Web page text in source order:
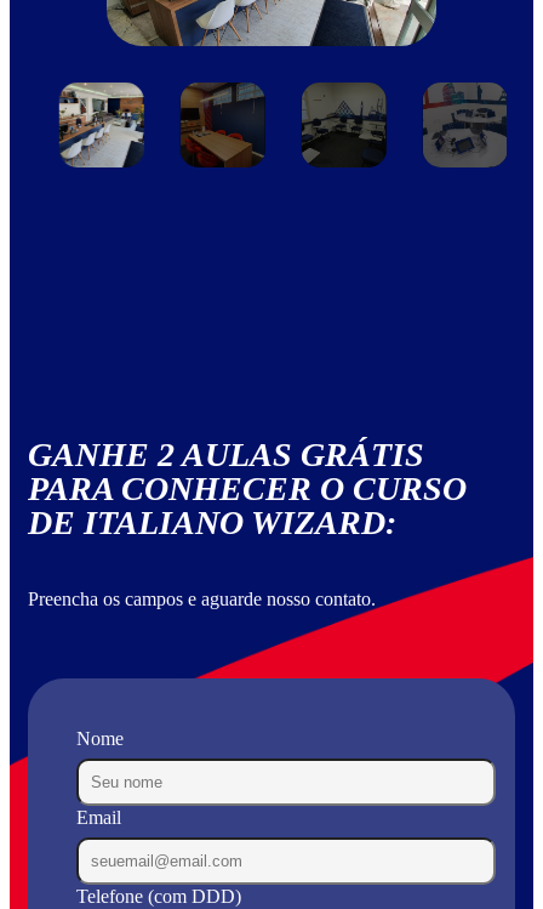
GANHE 2 AULAS GRÁTIS
PARA CONHECER O CURSO
DE ITALIANO WIZARD:
Preencha os campos e aguarde nosso contato.
Nome
Email
Telefone (com DDD)